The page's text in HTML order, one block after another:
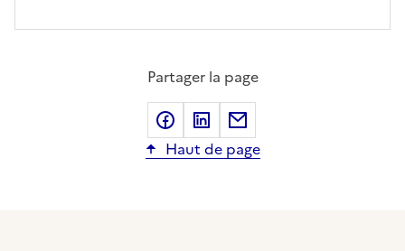
Partager la page
Partager sur Facebook
Partager sur LinkedIn
Haut de page